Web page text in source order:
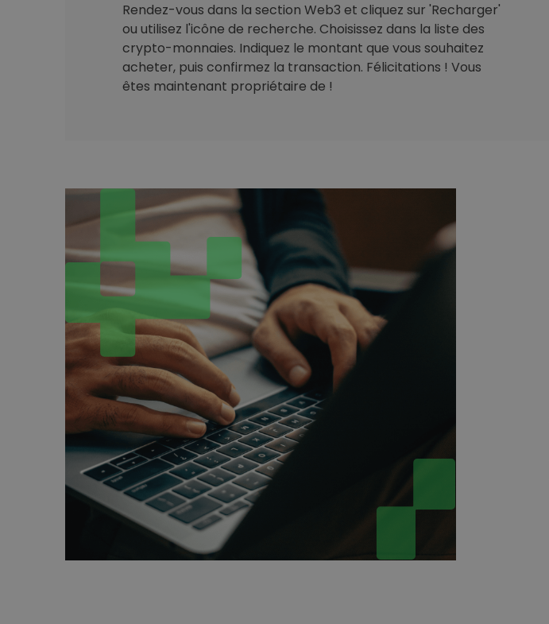
Rendez-vous dans la section Web3 et cliquez sur 'Recharger'
ou utilisez l'icône de recherche. Choisissez dans la liste des
crypto-monnaies. Indiquez le montant que vous souhaitez
acheter, puis confirmez la transaction. Félicitations ! Vous
êtes maintenant propriétaire de !